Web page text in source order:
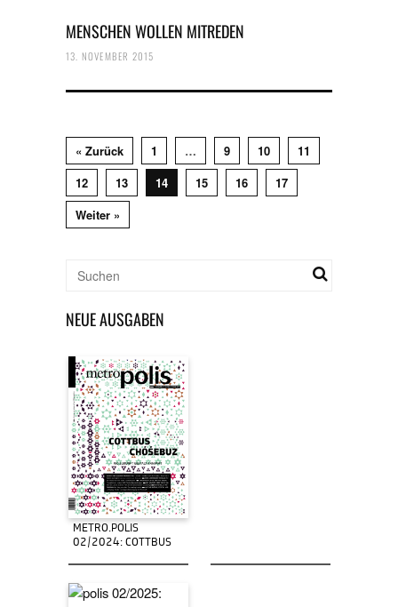
MENSCHEN WOLLEN MITREDEN
13. NOVEMBER 2015
« Zurück 1 … 9 10
11
12
13 14 15 16
17
Weiter »
NEUE AUSGABEN
METRO.POLIS
02/2024: COTTBUS